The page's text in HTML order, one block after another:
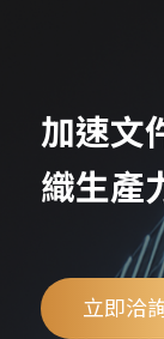
加速文
織生產
立即洽